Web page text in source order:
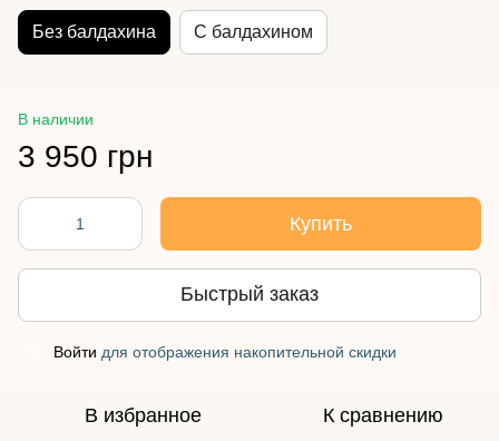
Без балдахина С балдахином
В наличии
3 950 грн
Купить
Быстрый заказ
Войти для отображения накопительной скидки
В избранное К сравнению